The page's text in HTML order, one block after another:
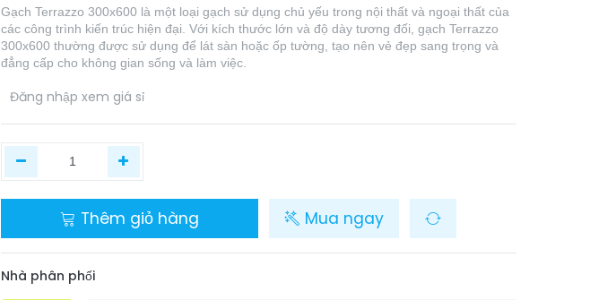
Gạch Terrazzo 300x600 là một loại gạch sử dụng chủ yếu trong nội thất và ngoại thất của
các công trình kiến trúc hiện đại. Với kích thước lớn và độ dày tương đối, gạch Terrazzo
300x600 thường được sử dụng để lát sàn hoặc ốp tường, tạo nên vẻ đẹp sang trọng và
đẳng cấp cho không gian sống và làm việc.
Đăng nhập xem giá sỉ
Thêm giỏ hàng Mua ngay
Nhà phân phối